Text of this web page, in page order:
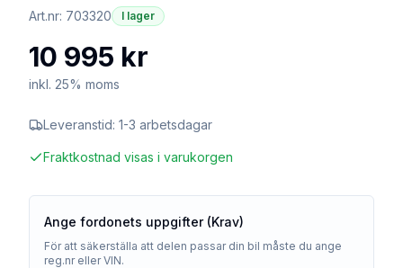
Art.nr: 703320 I lager
10 995 kr
inkl. 25% moms
Leveranstid: 1-3 arbetsdagar
Fraktkostnad visas i varukorgen
Ange fordonets uppgifter (Krav)
För att säkerställa att delen passar din bil måste du ange
reg.nr eller VIN.